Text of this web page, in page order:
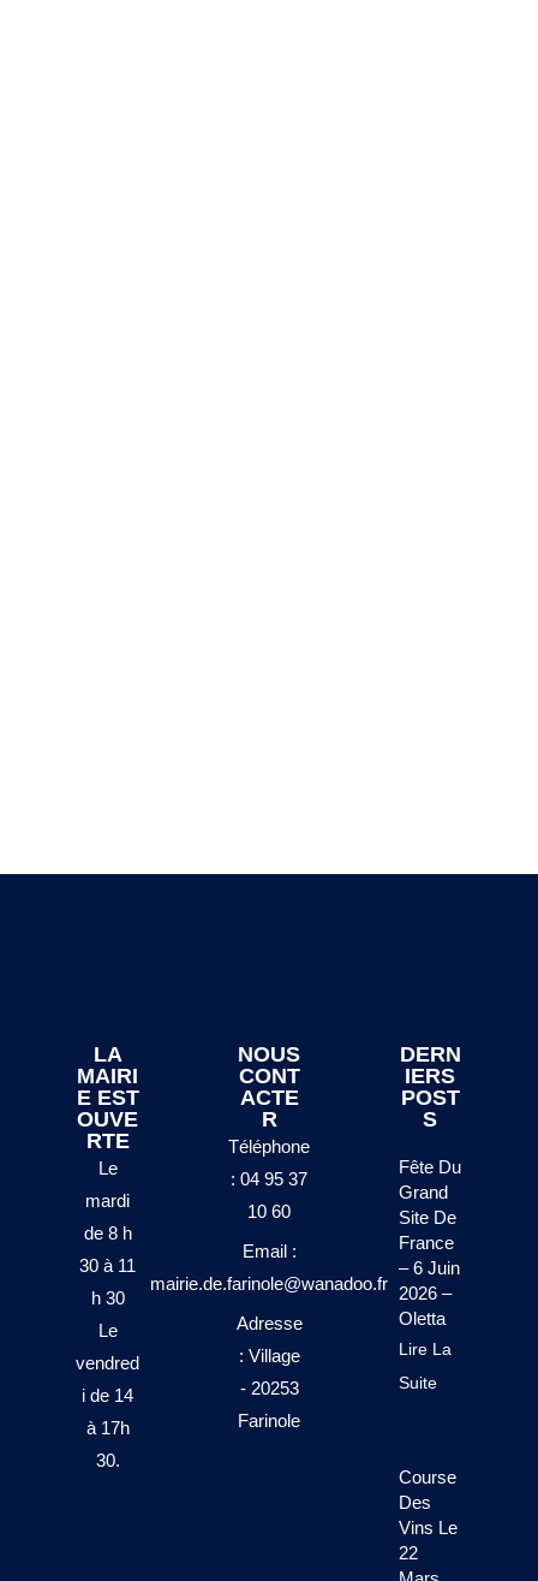
LA
MAIRI
E EST
OUVE
RTE
Le
mardi
de 8 h
30 à 11
h 30
Le
vendred
i de 14
à 17h
30.
NOUS
CONT
ACTE
R
Téléphone
: 04 95 37
10 60
Email :
mairie.de.farinole@wanadoo.fr
Adresse
: Village
- 20253
Farinole
DERN
IERS
POST
S
Fête Du
Grand
Site De
France
– 6 Juin
2026 –
Oletta
Lire La
Suite
Course
Des
Vins Le
22